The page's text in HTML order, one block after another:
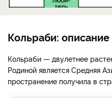
Кольраби:
Кольраби — двулетнее
Родиной является Средняя
пространение получила в